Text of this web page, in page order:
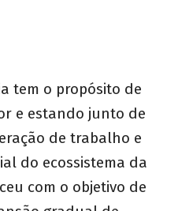
tem o propósito de
e estando junto de
de trabalho e
do ecossistema da
com o objetivo de